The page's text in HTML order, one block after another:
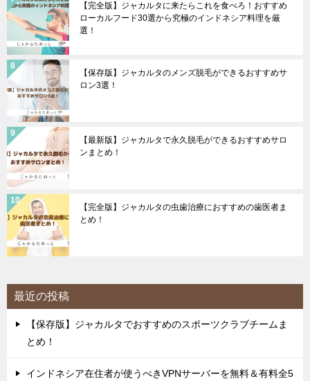
【完全版】ジャカルタに来たらこれを食べろ！おすすめ
ローカルフード30選から究極のインドネシア料理を厳
選！
【保存版】ジャカルタのメンズ脱毛ができるおすすめサ
ロン3選！
【最新版】ジャカルタで永久脱毛ができるおすすめサロ
ンまとめ！
【完全版】ジャカルタの虫歯治療におすすめの歯医者ま
とめ！
最近の投稿
【保存版】ジャカルタでおすすめのスポーツクラブチームま
とめ！
インドネシア在住者が使うべきVPNサーバーを無料＆有料全5